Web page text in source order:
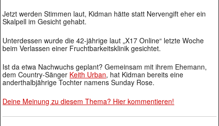
Jetzt werden Stimmen laut, Kidman hätte statt Nervengift eher ein
Skalpell im Gesicht gehabt.
Unterdessen wurde die 42-jährige laut „X17 Online“ letzte Woche
beim Verlassen einer Fruchtbarkeitsklinik gesichtet.
Ist da etwa Nachwuchs geplant? Gemeinsam mit ihrem Ehemann,
dem Country-Sänger Keith Urban, hat Kidman bereits eine
anderthalbjährige Tochter namens Sunday Rose.
Deine Meinung zu diesem Thema? Hier kommentieren!